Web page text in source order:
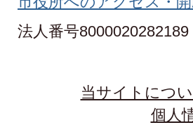
法人番号8000020282189
当サイトにつ
個人